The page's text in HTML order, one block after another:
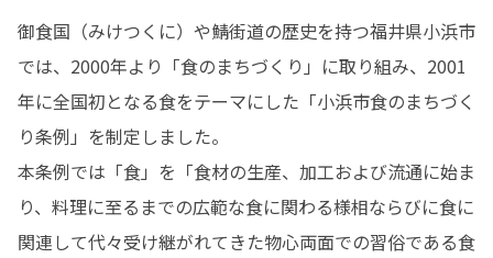
御食国（みけつくに）や鯖街道の歴史を持つ福井県小浜市
では、2000年より「食のまちづくり」に取り組み、2001
年に全国初となる食をテーマにした「小浜市食のまちづく
り条例」を制定しました。
本条例では「食」を「食材の生産、加工および流通に始ま
り、料理に至るまでの広範な食に関わる様相ならびに食に
関連して代々受け継がれてきた物心両面での習俗である食